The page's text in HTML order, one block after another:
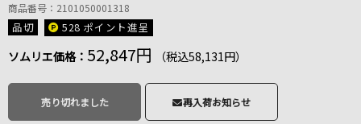
商品番号：2101050001318
品切 528 ポイント進呈
ソムリエ価格： 52,847円 （税込58,131円）
売り切れました 再入荷お知らせ